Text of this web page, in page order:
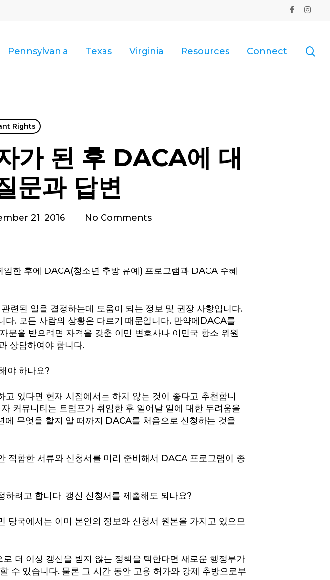
facebook
Pennsylvania Texas Virginia Resources Connect
Rights
가 된 후 DACA에 대
문과 답변
21, 2016 No Comments
한 후에 DACA(청소년 추방 유예) 프로그램과 DACA 수혜
련된 일을 결정하는데 도움이 되는 정보 및 권장 사항입니다.
. 모든 사람의 상황은 다르기 때문입니다. 만약에DACA를
을 받으려면 자격을 갖춘 이민 변호사나 이민국 항소 위원
담하여야 합니다.
야 하나요?
있다면 현재 시점에서는 하지 않는 것이 좋다고 추천합니
커뮤니티는 트럼프가 취임한 후 일어날 일에 대한 두려움을
무엇을 할지 알 때까지 DACA를 처음으로 신청하는 것을
적합한 서류와 신청서를 미리 준비해서 DACA 프로그램이 종
려고 합니다. 갱신 신청서를 제출해도 되나요?
국에서는 이미 본인의 정보와 신청서 원본을 가지고 있으므
더 이상 갱신을 받지 않는 정책을 택한다면 새로운 행정부가
수 있습니다. 물론 그 시간 동안 고용 허가와 강제 추방으로부